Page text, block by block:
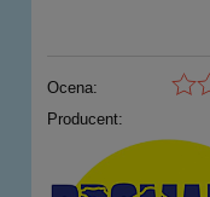
Ocena:
Producent: